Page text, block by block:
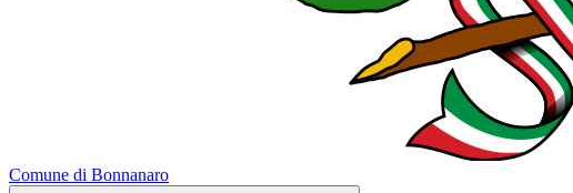
Comune di Bonnanaro